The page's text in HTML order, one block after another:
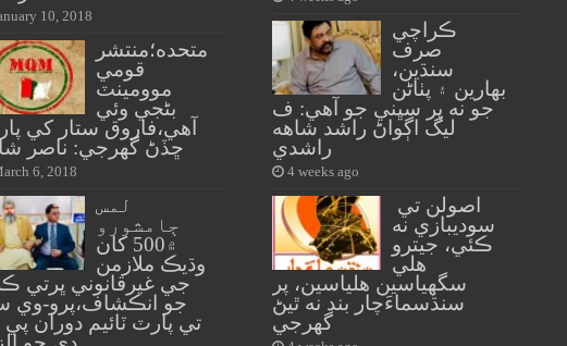
10, 2018
متحده؛منتشر
قومي
موومينٽ
بڻجي وئي
آهي،فاروق ستار کي
ڇڏڻ گهرجي: ناصر
6, 2018
لمس
ڄامشورو
۾500 کان
وڌيڪ ملازمن
جي غيرقانوني ڀرتي
جو انڪشاف،پرو-وي
تي پارٽ ٽائيم دوران پي
ڪراچي
صرف
سنڌين،
بهارين ۽ پٺاڻن
جو نه پر سڀني جو آهي: ف
ليگ اڳواڻ راشد شاهه
راشدي
4 weeks ago
سوديبازي نه
ڪئي، جيترو
هلي
سگهياسين هلياسين، پر
سنڌسماءَچار بند نه ٿيڻ
گهرجي